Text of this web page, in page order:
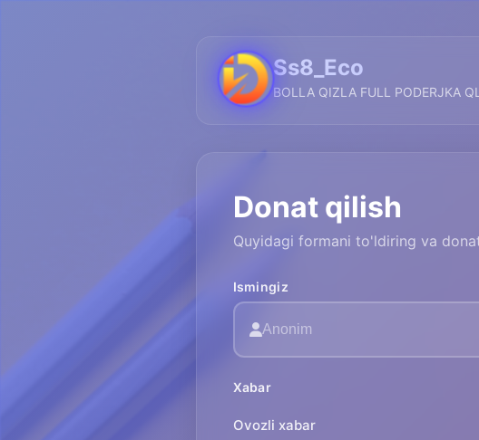
Ss8_Eco
BOLLA QIZLA FULL PODERJKA
Donat qilish
Quyidagi formani to'ldiring va
Ismingiz
Xabar
Ovozli xabar